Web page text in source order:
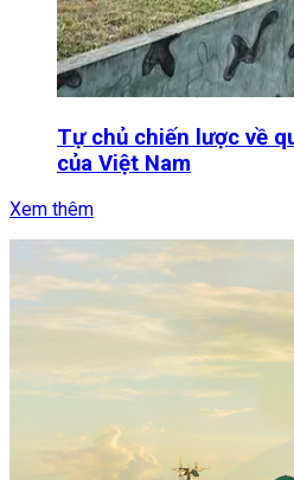
Tự chủ chiến lược về
của Việt Nam
Xem thêm